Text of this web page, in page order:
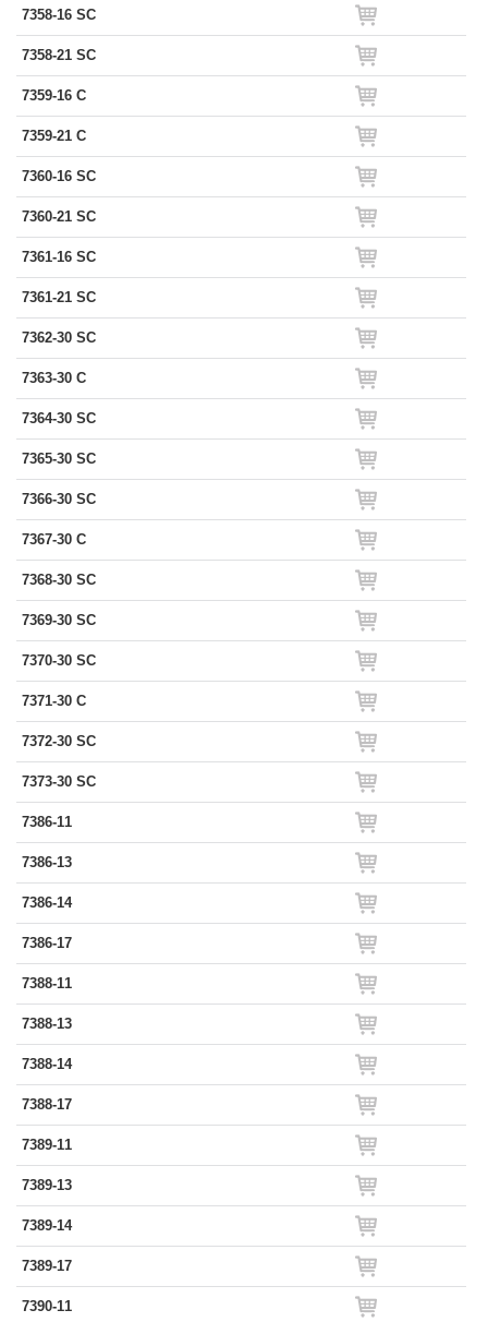
7358-16 SC
7358-21 SC
7359-16 C
7359-21 C
7360-16 SC
7360-21 SC
7361-16 SC
7361-21 SC
7362-30 SC
7363-30 C
7364-30 SC
7365-30 SC
7366-30 SC
7367-30 C
7368-30 SC
7369-30 SC
7370-30 SC
7371-30 C
7372-30 SC
7373-30 SC
7386-11
7386-13
7386-14
7386-17
7388-11
7388-13
7388-14
7388-17
7389-11
7389-13
7389-14
7389-17
7390-11